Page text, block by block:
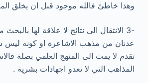
وهذا خاطئ فالله موجود قبل ان يخلق
-3 الانتقال الى نتائج لا علاقة لها
عدنان من مذهب الاشاعرة او كونه ليس
تقدم لا يمت الى المنهج العلمي بصلة
المذاهب التي لا تعدو اجهادات بشرية .